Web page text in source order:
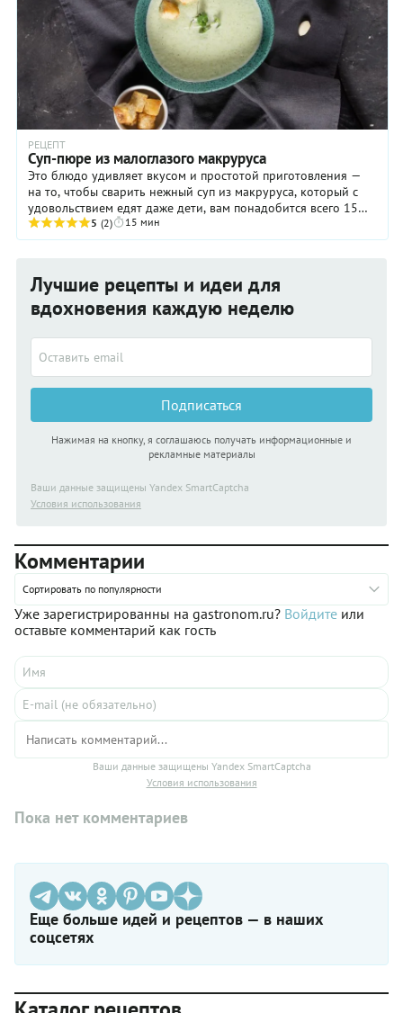
РЕЦЕПТ
Суп-пюре из малоглазого макруруса
Это блюдо удивляет вкусом и простотой приготовления —
на то, чтобы сварить нежный суп из макруруса, который с
удовольствием едят даже дети, вам понадобится всего 15
минут!
5 (2) 15 мин
Лучшие рецепты и идеи для
вдохновения каждую неделю
Подписаться
Нажимая на кнопку, я соглашаюсь получать информационные и
рекламные материалы
Ваши данные защищены Yandex SmartCaptcha
Условия использования
Комментарии
Сортировать по популярности
Уже зарегистрированны на gastronom.ru? Войдите или
оставьте комментарий как гость
Ваши данные защищены Yandex SmartCaptcha
Условия использования
Пока нет комментариев
Еще больше идей и рецептов — в наших
соцсетях